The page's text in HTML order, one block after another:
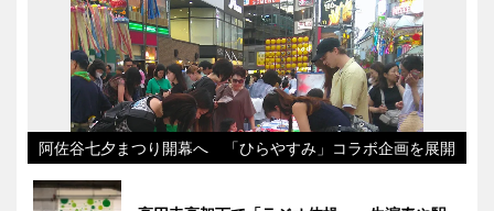
阿佐谷七夕まつり開幕へ 「ひらやすみ」コラボ企画を展開